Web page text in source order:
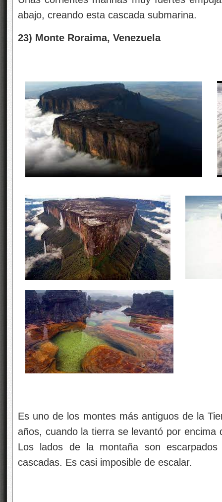
abajo, creando esta cascada submarina.
23) Monte Roraima, Venezuela
Es uno de los montes más antiguos de la
años, cuando la tierra se levantó por encima
Los lados de la montaña son escarpados
cascadas. Es casi imposible de escalar.